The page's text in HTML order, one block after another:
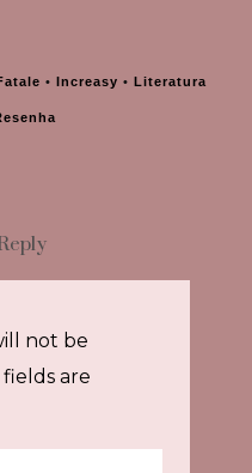
• Increasy • Literatura
not be
are